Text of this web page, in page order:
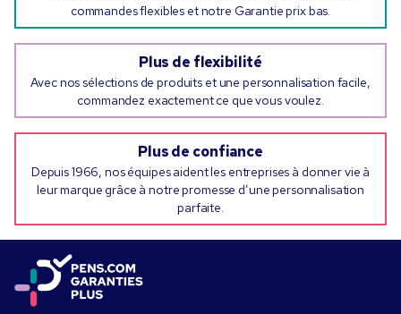
commandes flexibles et notre Garantie prix bas.
Plus de flexibilité
Avec nos sélections de produits et une personnalisation facile,
commandez exactement ce que vous voulez.
Plus de confiance
Depuis 1966, nos équipes aident les entreprises à donner vie à
leur marque grâce à notre promesse d’une personnalisation
parfaite.